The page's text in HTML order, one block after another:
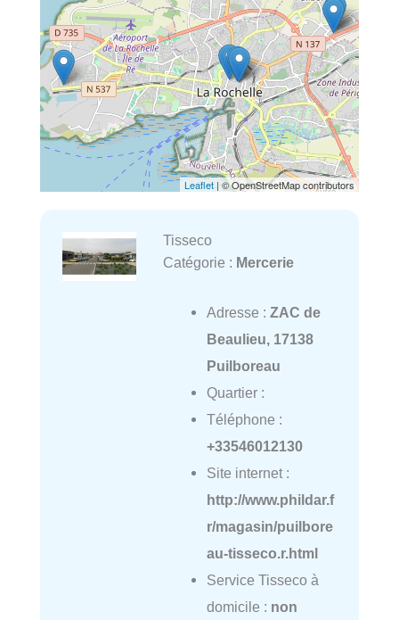
Leaflet| © OpenStreetMap contributors
Tisseco
Catégorie : Mercerie
Adresse : ZAC de
Beaulieu, 17138
Puilboreau
Quartier :
Téléphone :
+33546012130
Site internet :
http://www.phildar.f
r/magasin/puilbore
au-tisseco.r.html
Service Tisseco à
domicile : non